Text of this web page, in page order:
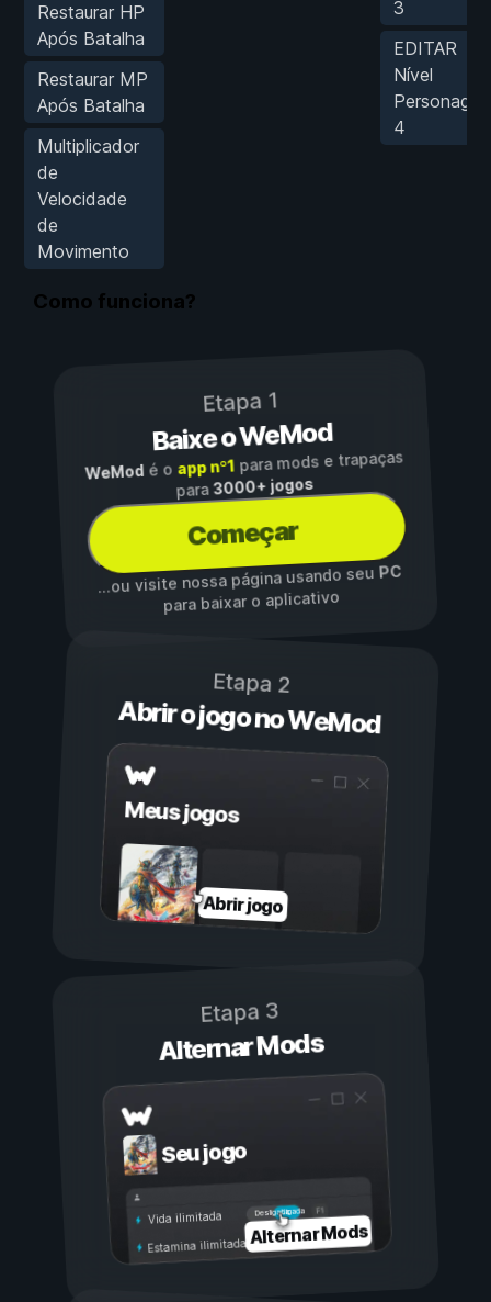
Restaurar HP
Após Batalha
Restaurar MP
Após Batalha
Multiplicador
de
Velocidade
de
Movimento
3
EDITAR
Nível
4
Como funciona?
Etapa 1
Baixe o WeMod
WeModé o app nº1para mods e trapaças
para3000+ jogos
Começar
...ou visite nossa página usando seuPC
para baixar o aplicativo
Etapa 2
Abrir o jogo no WeMod
Meus jogos
Abrir jogo
Etapa 3
Alternar Mods
Seu jogo
Ligada
Desligada
Vida ilimitada
Estamina ilimitadaAlternar Mods